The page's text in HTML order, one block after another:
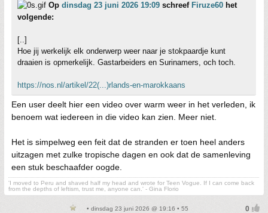
Op dinsdag 23 juni 2026 19:09 schreef Firuze60 het
volgende:
[..]
Hoe jij werkelijk elk onderwerp weer naar je stokpaardje kunt
draaien is opmerkelijk. Gastarbeiders en Surinamers, och toch.
https://nos.nl/artikel/22(...)rlands-en-marokkaans
Een user deelt hier een video over warm weer in het verleden, ik
benoem wat iedereen in die video kan zien. Meer niet.
Het is simpelweg een feit dat de stranden er toen heel anders
uitzagen met zulke tropische dagen en ook dat de samenleving
een stuk beschaafder oogde.
'I moved to Peru and shaved half my head and wrote for Teen Vogue. If I can come back
from the depths of leftism, trust me, anyone can.' - Gina Florio
• dinsdag 23 juni 2026 @ 19:16 • 55